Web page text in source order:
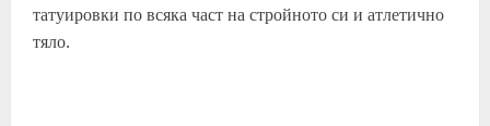
татуировки по всяка част на стройното си и атлетично
тяло.